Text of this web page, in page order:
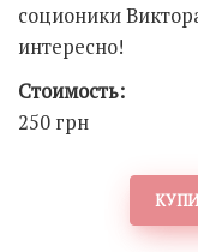
соционики
интересно!
Стоимость:
250 грн